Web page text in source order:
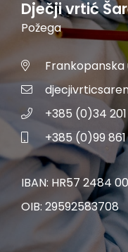
Dječji vrtić
Požega
Frankopanska
+385 (0)34
+385 (0)99 861
IBAN: HR57 2484
OIB: 29592583708